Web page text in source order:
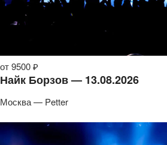
от 9500 ₽
Найк Борзов — 13.08.2026
Москва — Petter